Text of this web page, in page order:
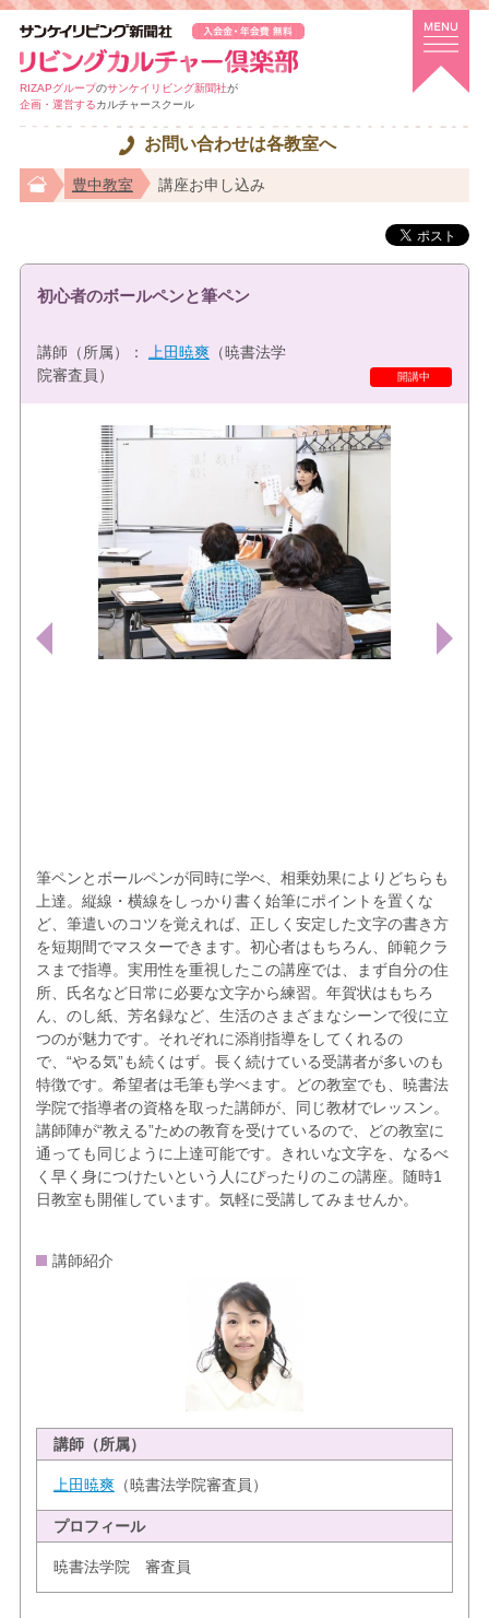
RIZAPグループのサンケイリビング新聞社が
企画・運営するカルチャースクール
お問い合わせは各教室へ
豊中教室 講座お申し込み
特選講座
開講中
初心者のボールペンと筆ペン
講師（所属）： 上田暁爽（暁書法学
院審査員）
筆ペンとボールペンが同時に学べ、相乗効果によりどちらも
上達。縦線・横線をしっかり書く始筆にポイントを置くな
ど、筆遣いのコツを覚えれば、正しく安定した文字の書き方
を短期間でマスターできます。初心者はもちろん、師範クラ
スまで指導。実用性を重視したこの講座では、まず自分の住
所、氏名など日常に必要な文字から練習。年賀状はもちろ
ん、のし紙、芳名録など、生活のさまざまなシーンで役に立
つのが魅力です。それぞれに添削指導をしてくれるの
で、“やる気”も続くはず。長く続けている受講者が多いのも
特徴です。希望者は毛筆も学べます。どの教室でも、暁書法
学院で指導者の資格を取った講師が、同じ教材でレッスン。
講師陣が“教える”ための教育を受けているので、どの教室に
通っても同じように上達可能です。きれいな文字を、なるべ
く早く身につけたいという人にぴったりのこの講座。随時1
日教室も開催しています。気軽に受講してみませんか。
講師紹介
講師（所属）
上田暁爽（暁書法学院審査員）
プロフィール
暁書法学院 審査員